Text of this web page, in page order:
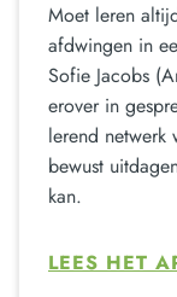
Moet leren
afdwingen in
Sofie Jacobs
erover in
lerend netwerk
bewust
kan.
LEES HET